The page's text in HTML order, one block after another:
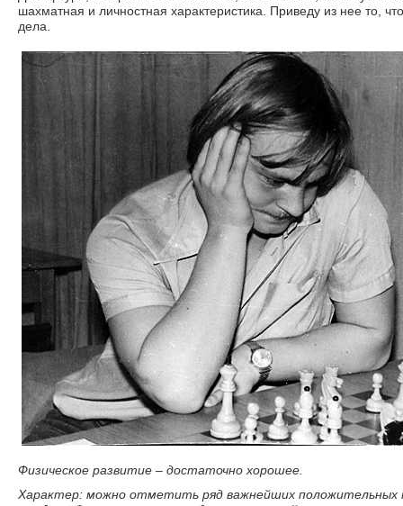
шахматная и личностная характеристика. Приведу из нее то,
дела.
Физическое развитие – достаточно хорошее.
Характер: можно отметить ряд важнейших положительных